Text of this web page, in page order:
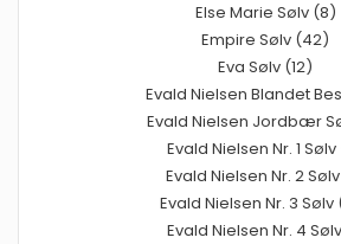
Else Marie Sølv (8)
Empire Sølv (42)
Eva Sølv (12)
Evald Nielsen Blandet
Evald Nielsen Jordbær
Evald Nielsen Nr. 1
Evald Nielsen Nr. 2
Evald Nielsen Nr. 3 Sølv
Evald Nielsen Nr. 4